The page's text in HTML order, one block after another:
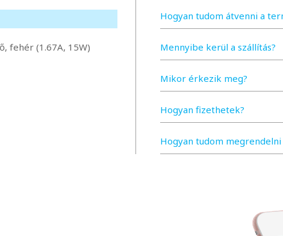
Hogyan tudom átvenni a
Mennyibe kerül a szállítás?
Mikor érkezik meg?
Hogyan fizethetek?
Hogyan tudom
fehér (1.67A, 15W)